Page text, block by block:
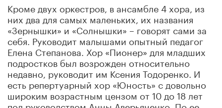
Кроме двух оркестров, в ансамбле 4 хора, из
них два для самых маленьких, их названия
«Зернышки» и «Солнышки» – говорят сами за
себя. Руководит малышами опытный педагог
Елена Степанова. Хор «Пионер» для младших
подростков был возрожден относительно
недавно, руководит им Ксения Тодоренко. И
есть репертуарный хор «Юность» с довольно
широким возрастным цензом от 10 до 18 лет